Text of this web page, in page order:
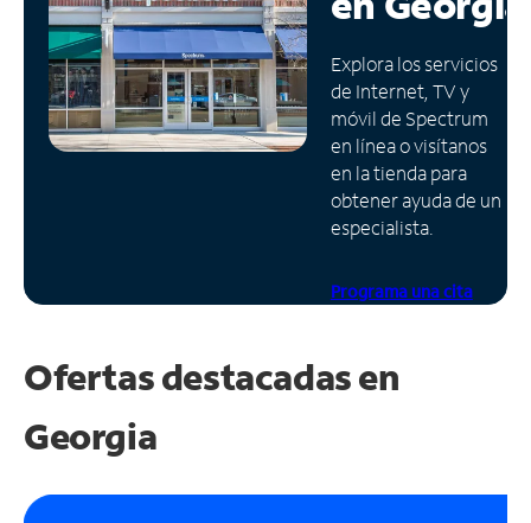
Administrar
cuenta
Encuentra
una
tienda
Explora los servicios
de Internet, TV y
móvil de Spectrum
en línea o visítanos
en la tienda para
obtener ayuda de un
especialista.
Programa una cita
Ofertas destacadas en
Georgia